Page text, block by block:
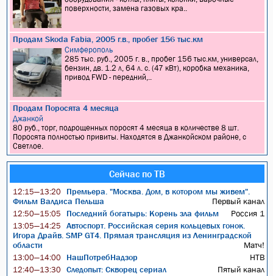
поверхности, замена газовых кра..
Продам Skoda Fabia, 2005 г.в., пробег 156 тыс.км
Симферополь
285 тыс. руб., 2005 г. в., пробег 156 тыс.км, универсал,
бензин, дв. 1.2 л, 64 л. с. (47 кВт), коробка механика,
привод FWD - передний,..
Продам Поросята 4 месяца
Джанкой
80 руб., торг, подрощенных поросят 4 месяца в количестве 8 шт.
Поросята полностью привиты. Находятся в Джанкойском районе, с
Светлое.
Сейчас по ТВ
12:15—13:20
Премьера. "Москва. Дом, в котором мы живем".
Фильм Валдиса Пельша
Первый канал
12:50—15:05 Последний богатырь: Корень зла фильм Россия 1
13:05—14:25
Автоспорт. Российская серия кольцевых гонок.
Игора Драйв. SMP GT4. Прямая трансляция из Ленинградской
области
Матч!
13:00—14:00 НашПотребНадзор НТВ
12:40—13:30 Следопыт: Скворец сериал Пятый канал